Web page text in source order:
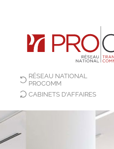
RÉSEAU NATIONAL
PROCOMM
CABINETS D'AFFAIRES